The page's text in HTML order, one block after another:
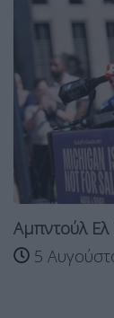
Αμπντούλ Ελ
5